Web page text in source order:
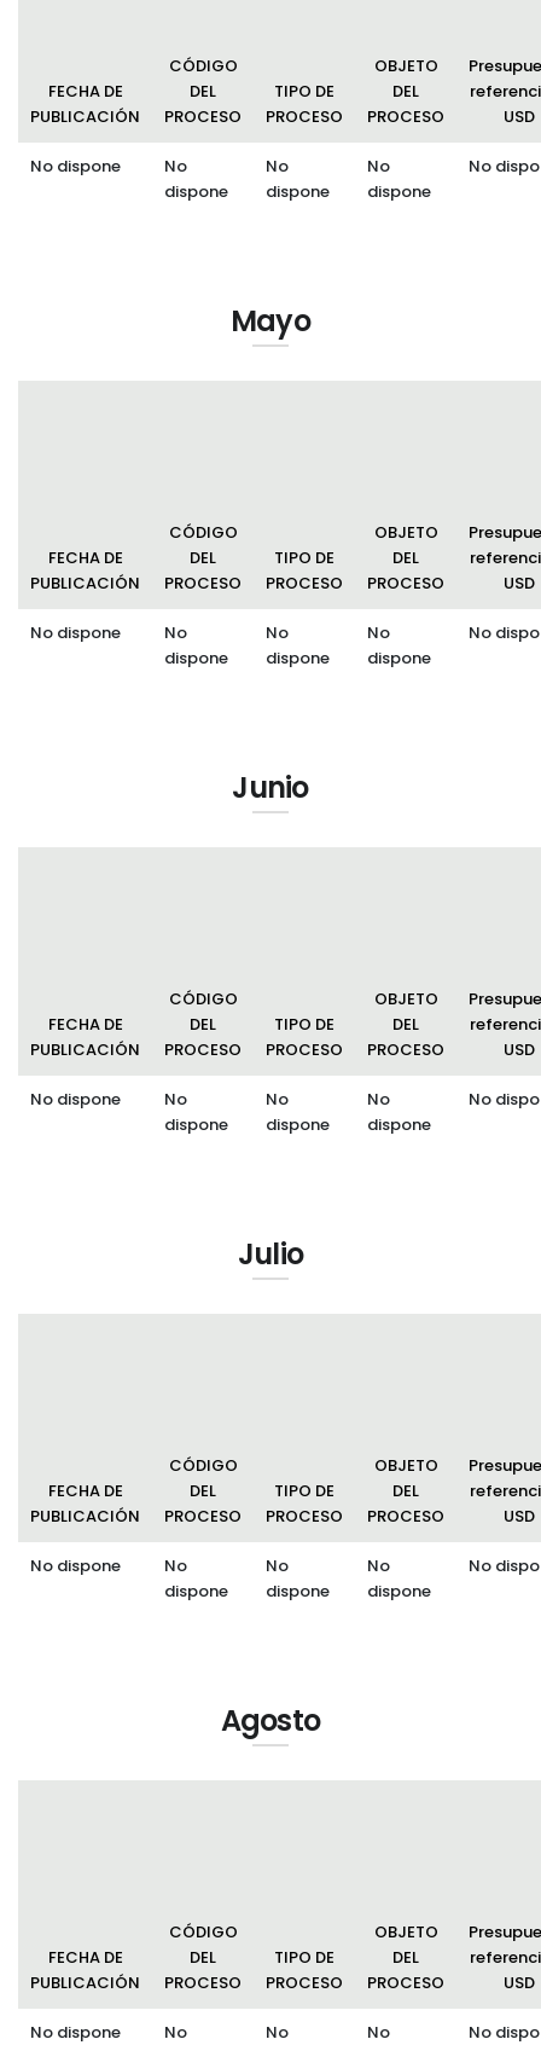
FECHA DE
PUBLICACIÓN
CÓDIGO
DEL
PROCESO
TIPO DE
PROCESO
OBJETO
DEL
PROCESO
USD
No dispone
No
dispone
No
dispone
No
dispone
No
Mayo
FECHA DE
PUBLICACIÓN
CÓDIGO
DEL
PROCESO
TIPO DE
PROCESO
OBJETO
DEL
PROCESO
USD
No dispone
No
dispone
No
dispone
No
dispone
No
Junio
FECHA DE
PUBLICACIÓN
CÓDIGO
DEL
PROCESO
TIPO DE
PROCESO
OBJETO
DEL
PROCESO
USD
No dispone
No
dispone
No
dispone
No
dispone
No
Julio
FECHA DE
PUBLICACIÓN
CÓDIGO
DEL
PROCESO
TIPO DE
PROCESO
OBJETO
DEL
PROCESO
USD
No dispone
No
dispone
No
dispone
No
dispone
No
Agosto
FECHA DE
PUBLICACIÓN
CÓDIGO
DEL
PROCESO
TIPO DE
PROCESO
OBJETO
DEL
PROCESO
USD
No dispone
No
No
No
No